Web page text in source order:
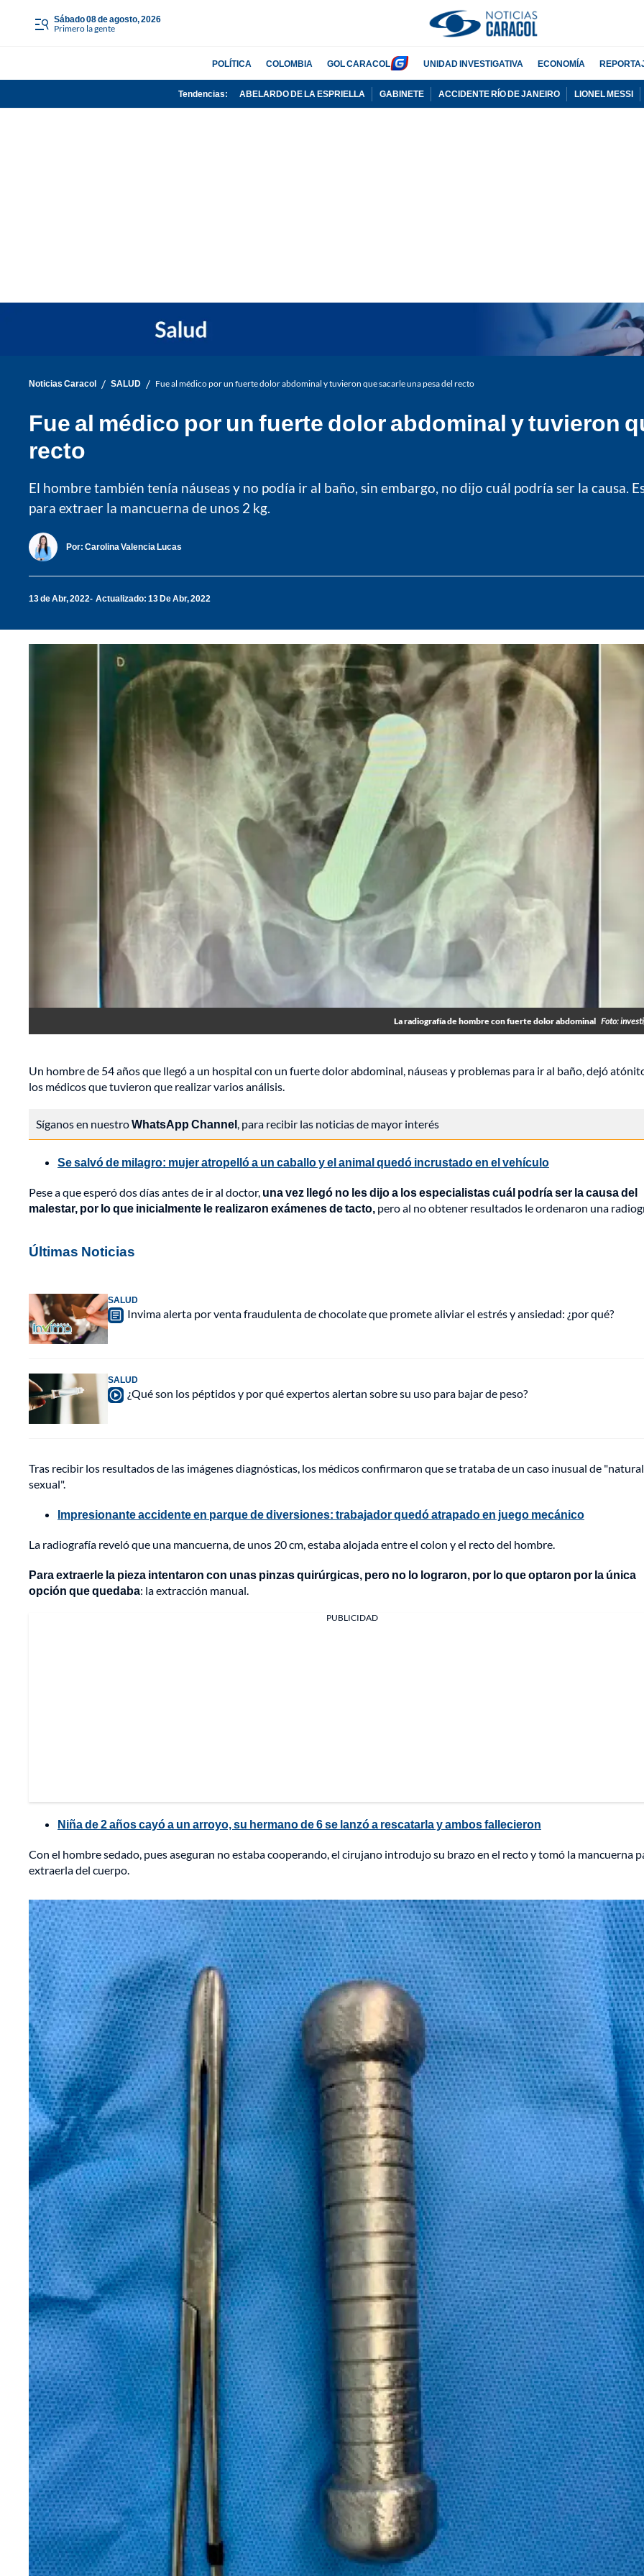
sábado 08 de agosto, 2026
Primero la gente
POLÍTICA COLOMBIA GOL CARACOL UNIDAD INVESTIGATIVA ECONOMÍA
Tendencias: ABELARDO DE LA ESPRIELLA GABINETE ACCIDENTE RÍO DE JANEIRO LIONEL MESSI
Noticias Caracol / SALUD / Fue al médico por un fuerte dolor abdominal y tuvieron que sacarle una pesa del recto
Fue al médico por un fuerte dolor abdominal y tuvieron
recto
El hombre también tenía náuseas y no podía ir al baño, sin embargo, no dijo cuál podría ser la causa.
para extraer la mancuerna de unos 2 kg.
Por: Carolina Valencia Lucas
13 de Abr, 2022 Actualizado: 13 De Abr, 2022
La radiografía de hombre con fuerte dolor abdominal Foto:
Un hombre de 54 años que llegó a un hospital con un fuerte dolor abdominal, náuseas y problemas para ir al baño, dejó
los médicos que tuvieron que realizar varios análisis.
Síganos en nuestroWhatsApp Channel, para recibir las noticias de mayor interés
Se salvó de milagro: mujer atropelló a un caballo y el animal quedó incrustado en el vehículo
Pese a que esperó dos días antes de ir al doctor, una vez llegó no les dijo a los especialistas cuál podría ser la causa del
malestar, por lo que inicialmente le realizaron exámenes de tacto, pero al no obtener resultados le ordenaron una
Últimas Noticias
SALUD
Invima alerta por venta fraudulenta de chocolate que promete aliviar el estrés y ansiedad: ¿por qué?
SALUD
¿Qué son los péptidos y por qué expertos alertan sobre su uso para bajar de peso?
Tras recibir los resultados de las imágenes diagnósticas, los médicos confirmaron que se trataba de un caso inusual de
sexual".
Impresionante accidente en parque de diversiones: trabajador quedó atrapado en juego mecánico
La radiografía reveló que una mancuerna, de unos 20 cm, estaba alojada entre el colon y el recto del hombre.
Para extraerle la pieza intentaron con unas pinzas quirúrgicas, pero no lo lograron, por lo que optaron por la única
opción que quedaba: la extracción manual.
PUBLICIDAD
Niña de 2 años cayó a un arroyo, su hermano de 6 se lanzó a rescatarla y ambos fallecieron
Con el hombre sedado, pues aseguran no estaba cooperando, el cirujano introdujo su brazo en el recto y tomó la mancuerna
extraerla del cuerpo.